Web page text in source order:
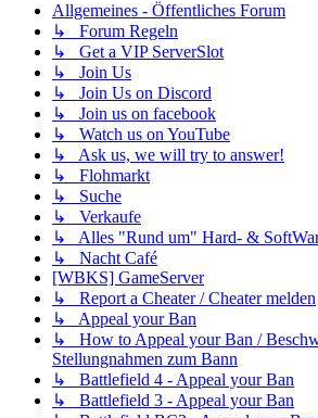
Allgemeines - Öffentliches Forum
↳ Forum Regeln
↳ Get a VIP ServerSlot
↳ Join Us
↳ Join Us on Discord
↳ Join us on facebook
↳ Watch us on YouTube
↳ Ask us, we will try to answer!
↳ Flohmarkt
↳ Suche
↳ Verkaufe
↳ Alles "Rund um" Hard- &
↳ Nacht Café
[WBKS] GameServer
↳ Report a Cheater / Cheater melden
↳ Appeal your Ban
↳ How to Appeal your Ban /
Stellungnahmen zum Bann
↳ Battlefield 4 - Appeal your Ban
↳ Battlefield 3 - Appeal your Ban